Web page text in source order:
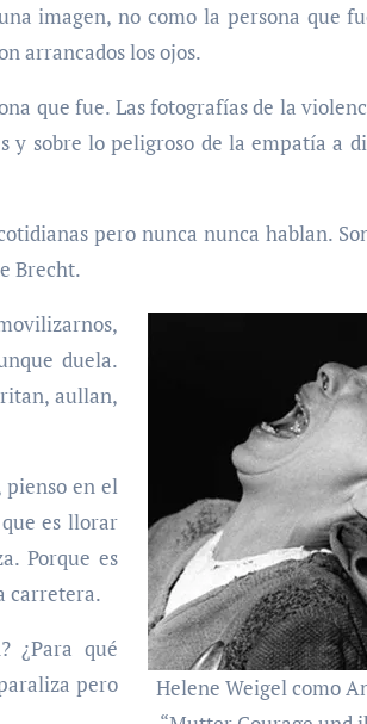
imagen, no como la persona que
arrancados los ojos.
que fue. Las fotografías de la
y sobre lo peligroso de la empatía a
pero nunca nunca hablan.
Brecht.
Helene Weigel como
duela.
aullan,
pienso en el
es llorar
Porque es
carretera.
¿Para qué
pero